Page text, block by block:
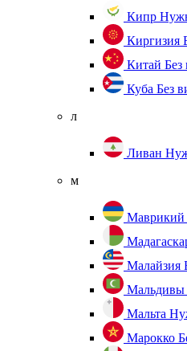
Кипр
Киргизия
Китай Без
Куба Без
л
Ливан
м
Маврикий
Малайзия
Мальдивы
Мальта
Марокко